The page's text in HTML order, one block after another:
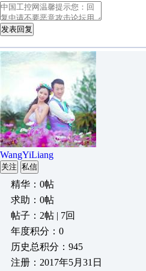
发表回复
WangYiLiang
关注 私信
精华：0帖
求助：0帖
帖子：2帖 | 7回
年度积分：0
历史总积分：945
注册：2017年5月31日